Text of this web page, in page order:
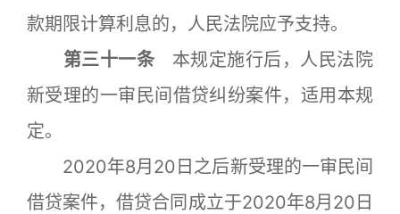
款期限计算利息的，人民法院应予支持。
第三十一条 本规定施行后，人民法院
新受理的一审民间借贷纠纷案件，适用本规
定。
2020年8月20日之后新受理的一审民间
借贷案件，借贷合同成立于2020年8月20日